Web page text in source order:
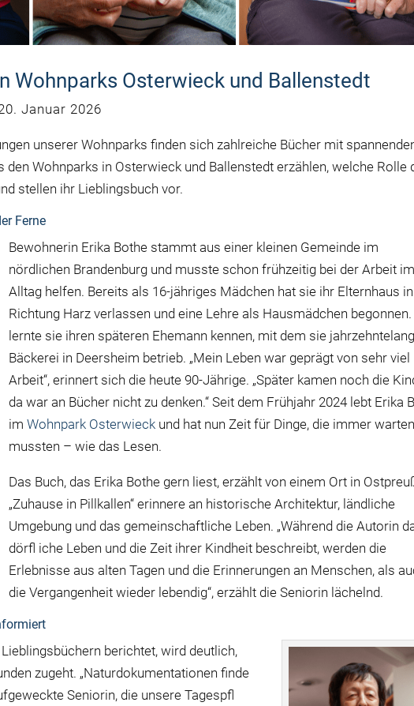
Wohnparks Osterwieck und Ballenstedt
Januar 2026
unserer Wohnparks finden sich zahlreiche Bücher mit
den Wohnparks in Osterwieck und Ballenstedt erzählen, welche Rolle
stellen ihr Lieblingsbuch vor.
Ferne
Bewohnerin Erika Bothe stammt aus einer kleinen Gemeinde im
nördlichen Brandenburg und musste schon frühzeitig bei der Arbeit im
Alltag helfen. Bereits als 16-jähriges Mädchen hat sie ihr Elternhaus in
Richtung Harz verlassen und eine Lehre als Hausmädchen
lernte sie ihren späteren Ehemann kennen, mit dem sie
Bäckerei in Deersheim betrieb. „Mein Leben war geprägt von sehr viel
Arbeit“, erinnert sich die heute 90-Jährige. „Später kamen noch die
da war an Bücher nicht zu denken.“ Seit dem Frühjahr 2024 lebt Erika
imWohnpark Osterwieck und hat nun Zeit für Dinge, die immer warten
mussten – wie das Lesen.
Das Buch, das Erika Bothe gern liest, erzählt von einem Ort in
„Zuhause in Pillkallen“ erinnere an historische Architektur, ländliche
Umgebung und das gemeinschaftliche Leben. „Während die Autorin
dörfl iche Leben und die Zeit ihrer Kindheit beschreibt, werden die
Erlebnisse aus alten Tagen und die Erinnerungen an Menschen, als
die Vergangenheit wieder lebendig“, erzählt die Seniorin lächelnd.
berichtet, wird deutlich,
zugeht. „Naturdokumentationen finde
Seniorin, die unsere Tagespfl